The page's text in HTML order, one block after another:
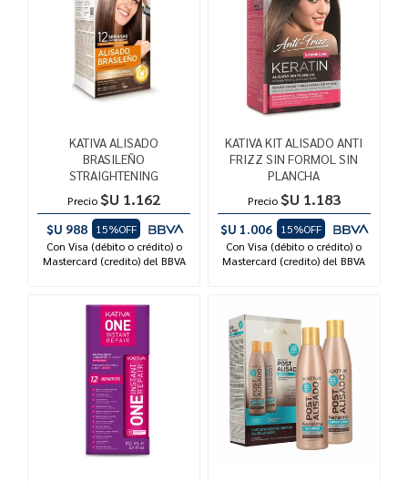
KATIVA ALISADO
BRASILEÑO
STRAIGHTENING
Precio $U 1.162
$U 988
15%OFF
Con Visa (débito o crédito) o
Mastercard (credito) del BBVA
KATIVA KIT ALISADO ANTI
FRIZZ SIN FORMOL SIN
PLANCHA
Precio $U 1.183
$U 1.006
15%OFF
Con Visa (débito o crédito) o
Mastercard (credito) del BBVA